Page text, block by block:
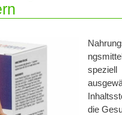
speziell
die